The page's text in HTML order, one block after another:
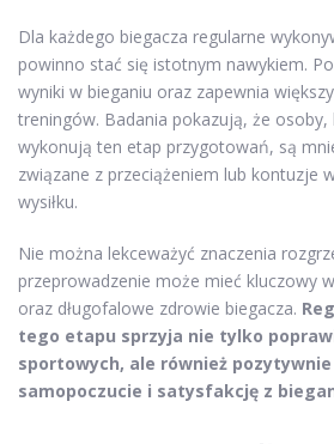
Dla każdego biegacza regularne
powinno stać się istotnym nawykiem.
wyniki w bieganiu oraz zapewnia
treningów. Badania pokazują, że
wykonują ten etap przygotowań, są
związane z przeciążeniem lub kontuzje
wysiłku.
Nie można lekceważyć znaczenia
przeprowadzenie może mieć kluczowy
oraz długofalowe zdrowie biegacza.
tego etapu sprzyja nie tylko
sportowych, ale również pozytywnie
samopoczucie i satysfakcję z